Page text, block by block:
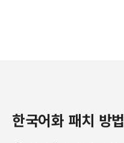
한국어화 패치 방법